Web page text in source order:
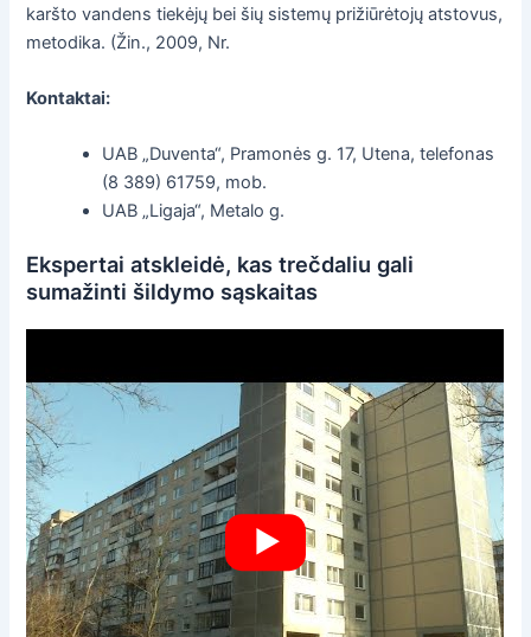
karšto vandens tiekėjų bei šių sistemų prižiūrėtojų atstovus,
metodika. (Žin., 2009, Nr.
Kontaktai:
UAB „Duventa“, Pramonės g. 17, Utena, telefonas
(8 389) 61759, mob.
UAB „Ligaja“, Metalo g.
Ekspertai atskleidė, kas trečdaliu gali
sumažinti šildymo sąskaitas